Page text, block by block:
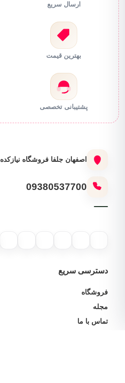
ارسال سریع
بهترین قیمت
پشتیبانی تخصصی
اصفهان جلفا فروشگاه نیازکده
09380537700
دسترسی سریع
فروشگاه
مجله
تماس با ما